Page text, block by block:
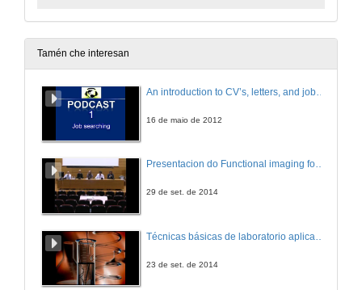
Tamén che interesan
16 de maio de 2012
Presentacion do Functional imaging for improving Adaptive Radiotherapy Workshop
29 de set. de 2014
23 de set. de 2014